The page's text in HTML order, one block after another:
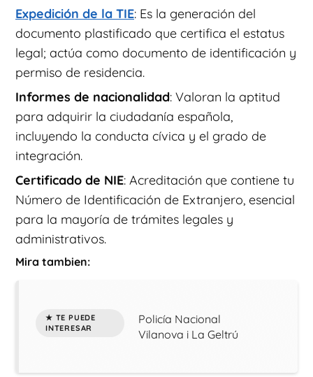
Expedición de la TIE: Es la generación del
documento plastificado que certifica el estatus
legal; actúa como documento de identificación y
permiso de residencia.
Informes de nacionalidad: Valoran la aptitud
para adquirir la ciudadanía española,
incluyendo la conducta cívica y el grado de
integración.
Certificado de NIE: Acreditación que contiene tu
Número de Identificación de Extranjero, esencial
para la mayoría de trámites legales y
administrativos.
Mira tambien:
Policía Nacional
Vilanova i La Geltrú